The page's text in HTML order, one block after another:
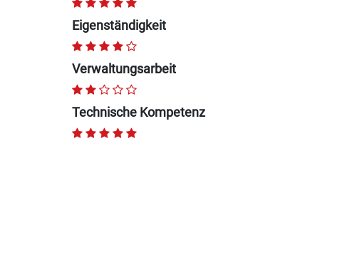
Eigenständigkeit
Verwaltungsarbeit
Technische Kompetenz